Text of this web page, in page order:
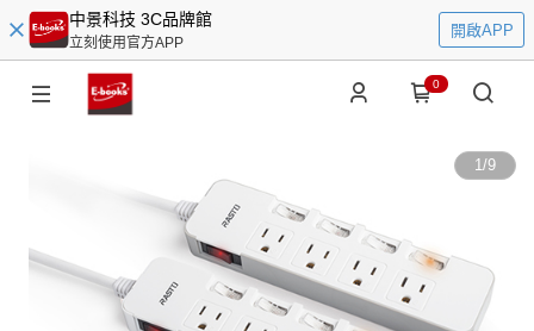
中景科技 3C品牌館
立刻使用官方APP
開啟APP
0
1/9